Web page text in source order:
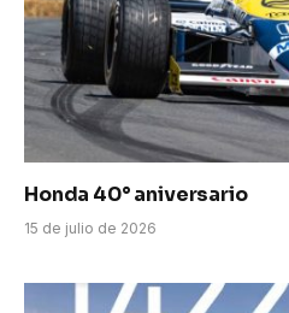
Honda 40° aniversario
15 de julio de 2026